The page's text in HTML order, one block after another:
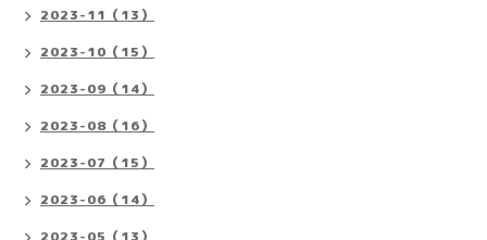
2023-11（13）
2023-10（15）
2023-09（14）
2023-08（16）
2023-07（15）
2023-06（14）
2023-05（13）